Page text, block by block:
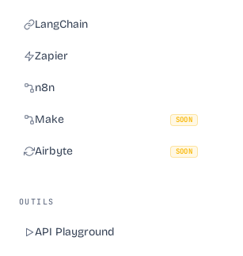
LangChain
Zapier
n8n
Make SOON
Airbyte SOON
OUTILS
API Playground